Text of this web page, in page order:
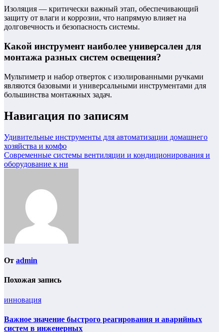
Изоляция — критически важный этап, обеспечивающий
защиту от влаги и коррозии, что напрямую влияет на
долговечность и безопасность системы.
Какой инструмент наиболее универсален для
монтажа разных систем освещения?
Мультиметр и набор отверток с изолированными ручками
являются базовыми и универсальными инструментами для
большинства монтажных задач.
Навигация по записям
Удивительные инструменты для автоматизации домашнего
хозяйства и комфо
Современные системы вентиляции и кондиционирования и
оборудование к ни
От admin
Похожая запись
инновация
Важное значение быстрого реагирования и аварийных
систем в инженерных